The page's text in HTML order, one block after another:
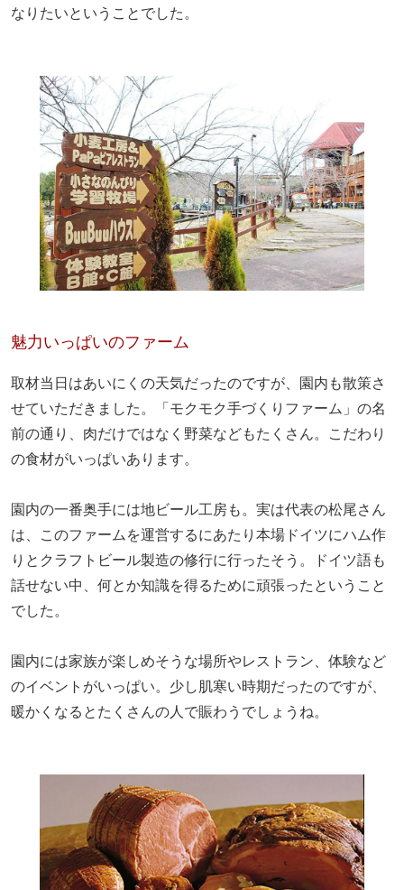
なりたいということでした。
魅力いっぱいのファーム
取材当日はあいにくの天気だったのですが、園内も散策さ
せていただきました。「モクモク手づくりファーム」の名
前の通り、肉だけではなく野菜などもたくさん。こだわり
の食材がいっぱいあります。
園内の一番奥手には地ビール工房も。実は代表の松尾さん
は、このファームを運営するにあたり本場ドイツにハム作
りとクラフトビール製造の修行に行ったそう。ドイツ語も
話せない中、何とか知識を得るために頑張ったということ
でした。
園内には家族が楽しめそうな場所やレストラン、体験など
のイベントがいっぱい。少し肌寒い時期だったのですが、
暖かくなるとたくさんの人で賑わうでしょうね。